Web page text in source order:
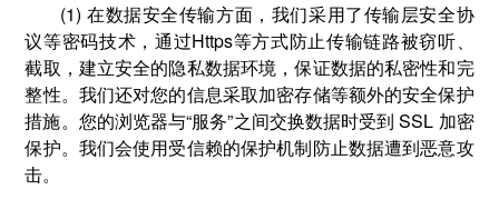
(1) 在数据安全传输方面，我们采用了传输层安全协
议等密码技术，通过Https等方式防止传输链路被窃听、
截取，建立安全的隐私数据环境，保证数据的私密性和完
整性。我们还对您的信息采取加密存储等额外的安全保护
措施。您的浏览器与“服务”之间交换数据时受到 SSL 加密
保护。我们会使用受信赖的保护机制防止数据遭到恶意攻
击。